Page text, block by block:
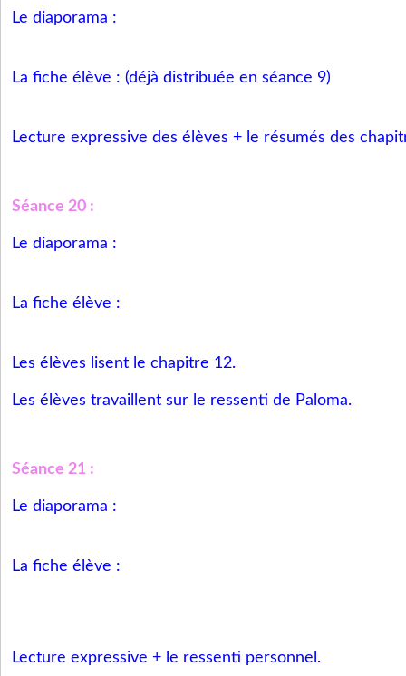
Le diaporama :
La fiche élève : (déjà distribuée en séance 9)
Lecture expressive des élèves + le résumés des
Séance 20 :
Le diaporama :
La fiche élève :
Les élèves lisent le chapitre 12.
Les élèves travaillent sur le ressenti de Paloma.
Séance 21 :
Le diaporama :
La fiche élève :
Lecture expressive + le ressenti personnel.